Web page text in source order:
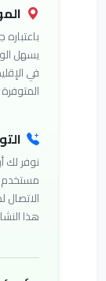
يسهل
في
نوفر لك
مستخدم.
هذا